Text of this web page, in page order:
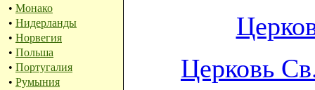
• Монако
• Нидерланды
• Норвегия
• Польша
• Португалия
• Румыния
Церковь